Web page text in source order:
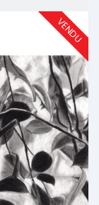
VENDU